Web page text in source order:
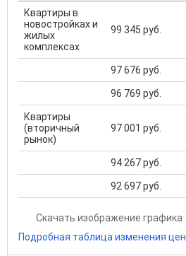
Квартиры в
новостройках и
жилых
комплексах
99 345 руб.
97 676 руб.
96 769 руб.
Квартиры
(вторичный
рынок)
97 001 руб.
94 267 руб.
92 697 руб.
Скачать изображение графика
Подробная таблица изменения цен